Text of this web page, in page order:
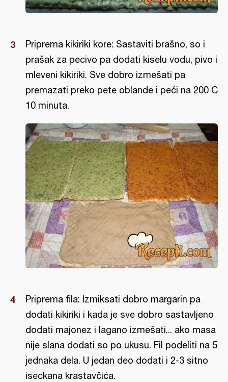
Priprema kikiriki kore: Sastaviti brašno, so i
prašak za pecivo pa dodati kiselu vodu, pivo i
mleveni kikiriki. Sve dobro izmešati pa
premazati preko pete oblande i peći na 200 C
10 minuta.
Priprema fila: Izmiksati dobro margarin pa
dodati kikiriki i kada je sve dobro sastavljeno
dodati majonez i lagano izmešati... ako masa
nije slana dodati so po ukusu. Fil podeliti na 5
jednaka dela. U jedan deo dodati i 2-3 sitno
iseckana krastavčića.